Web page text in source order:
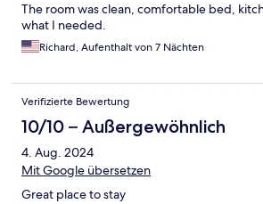
The room was clean, comfortable bed,
what I needed.
Richard, Aufenthalt von 7 Nächten
Verifizierte Bewertung
10/10 – Außergewöhnlich
4. Aug. 2024
Mit Google übersetzen
Great place to stay